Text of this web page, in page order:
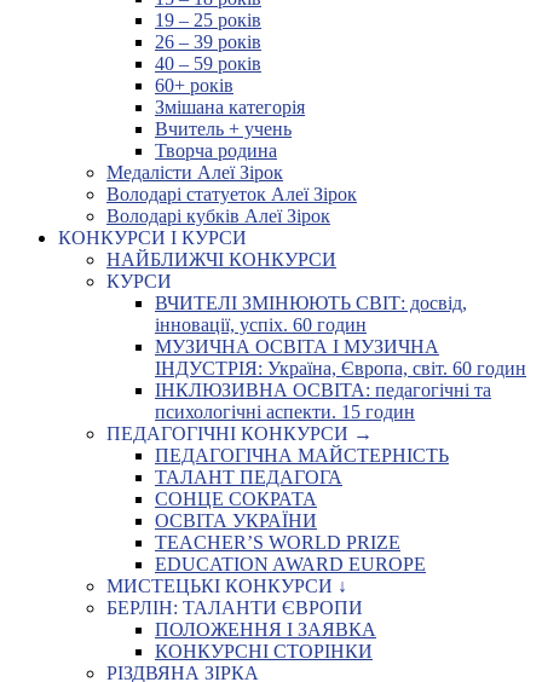
19 – 25 років
26 – 39 років
40 – 59 років
60+ років
Змішана категорія
Вчитель + учень
Творча родина
Медалісти Алеї Зірок
Володарі статуеток Алеї Зірок
Володарі кубків Алеї Зірок
КОНКУРСИ І КУРСИ
НАЙБЛИЖЧІ КОНКУРСИ
КУРСИ
ВЧИТЕЛІ ЗМІНЮЮТЬ СВІТ: досвід,
інновації, успіх. 60 годин
МУЗИЧНА ОСВІТА І МУЗИЧНА
ІНДУСТРІЯ: Україна, Європа, світ. 60 годин
ІНКЛЮЗИВНА ОСВІТА: педагогічні та
психологічні аспекти. 15 годин
ПЕДАГОГІЧНІ КОНКУРСИ →
ПЕДАГОГІЧНА МАЙСТЕРНІСТЬ
ТАЛАНТ ПЕДАГОГА
СОНЦЕ СОКРАТА
ОСВІТА УКРАЇНИ
TEACHER’S WORLD PRIZE
EDUCATION AWARD EUROPE
МИСТЕЦЬКІ КОНКУРСИ ↓
БЕРЛІН: ТАЛАНТИ ЄВРОПИ
ПОЛОЖЕННЯ І ЗАЯВКА
КОНКУРСНІ СТОРІНКИ
РІЗДВЯНА ЗІРКА